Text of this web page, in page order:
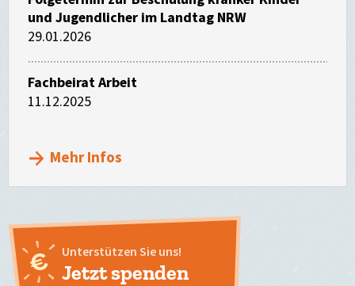
und Jugendlicher im Landtag NRW
29.01.2026
Fachbeirat Arbeit
11.12.2025
Mehr Infos
Unterstützen Sie uns!
Jetzt spenden